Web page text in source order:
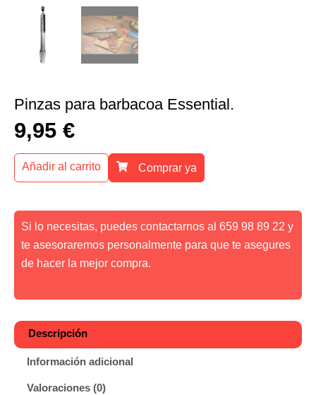
Pinzas para barbacoa Essential.
9,95 €
Añadir al carrito Comprar ya
Si lo necesitas, puedes contactarnos al 659 98 89 22 y
te asesoraremos personalmente para que te asegures
de hacer la mejor compra.
Descripción
Información adicional
Valoraciones (0)